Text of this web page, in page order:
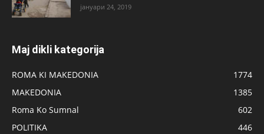
јануари 24, 2019
Maj dikli kategorija
ROMA KI MAKEDONIA
1774
MAKEDONIA
1385
Roma Ko Sumnal
602
POLITIKA
446